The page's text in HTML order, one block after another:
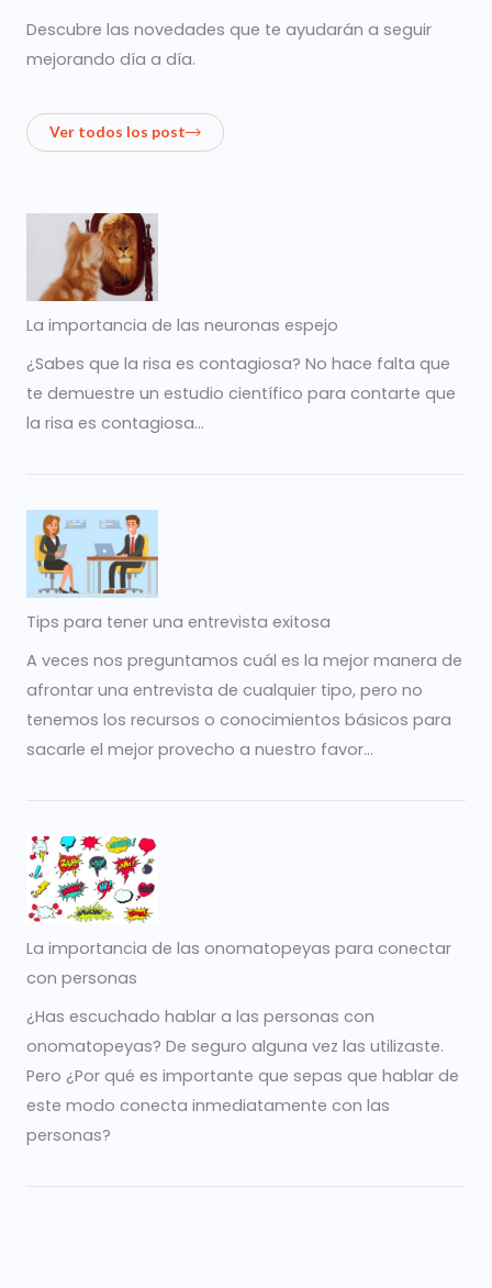
Descubre las novedades que te ayudarán a seguir
mejorando día a día.
Ver todos los post
La importancia de las neuronas espejo
¿Sabes que la risa es contagiosa? No hace falta que
te demuestre un estudio científico para contarte que
la risa es contagiosa…
Tips para tener una entrevista exitosa
A veces nos preguntamos cuál es la mejor manera de
afrontar una entrevista de cualquier tipo, pero no
tenemos los recursos o conocimientos básicos para
sacarle el mejor provecho a nuestro favor...
La importancia de las onomatopeyas para conectar
con personas
¿Has escuchado hablar a las personas con
onomatopeyas? De seguro alguna vez las utilizaste.
Pero ¿Por qué es importante que sepas que hablar de
este modo conecta inmediatamente con las
personas?